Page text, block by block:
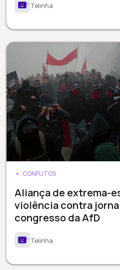
Telinha
CONFLITOS
Aliança de extrema-
violência contra
congresso da AfD
Telinha